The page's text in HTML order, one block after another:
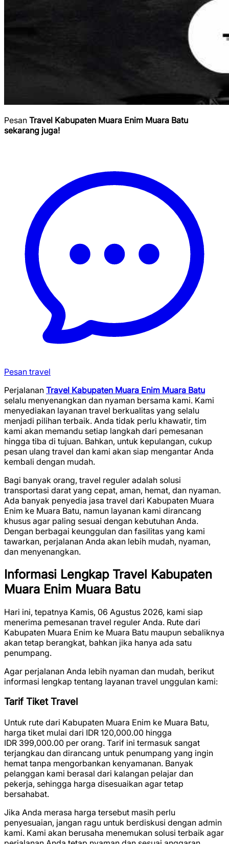
Pesan Travel Kabupaten Muara Enim Muara Batu
sekarang juga!
Pesan travel
Perjalanan Travel Kabupaten Muara Enim Muara Batu
selalu menyenangkan dan nyaman bersama kami. Kami
menyediakan layanan travel berkualitas yang selalu
menjadi pilihan terbaik. Anda tidak perlu khawatir, tim
kami akan memandu setiap langkah dari pemesanan
hingga tiba di tujuan. Bahkan, untuk kepulangan, cukup
pesan ulang travel dan kami akan siap mengantar Anda
kembali dengan mudah.
Bagi banyak orang, travel reguler adalah solusi
transportasi darat yang cepat, aman, hemat, dan nyaman.
Ada banyak penyedia jasa travel dari Kabupaten Muara
Enim ke Muara Batu, namun layanan kami dirancang
khusus agar paling sesuai dengan kebutuhan Anda.
Dengan berbagai keunggulan dan fasilitas yang kami
tawarkan, perjalanan Anda akan lebih mudah, nyaman,
dan menyenangkan.
Informasi Lengkap Travel Kabupaten
Muara Enim Muara Batu
Hari ini, tepatnya Kamis, 06 Agustus 2026, kami siap
menerima pemesanan travel reguler Anda. Rute dari
Kabupaten Muara Enim ke Muara Batu maupun sebaliknya
akan tetap berangkat, bahkan jika hanya ada satu
penumpang.
Agar perjalanan Anda lebih nyaman dan mudah, berikut
informasi lengkap tentang layanan travel unggulan kami:
Tarif Tiket Travel
Untuk rute dari Kabupaten Muara Enim ke Muara Batu,
harga tiket mulai dari IDR 120,000.00 hingga
IDR 399,000.00 per orang. Tarif ini termasuk sangat
terjangkau dan dirancang untuk penumpang yang ingin
hemat tanpa mengorbankan kenyamanan. Banyak
pelanggan kami berasal dari kalangan pelajar dan
pekerja, sehingga harga disesuaikan agar tetap
bersahabat.
Jika Anda merasa harga tersebut masih perlu
penyesuaian, jangan ragu untuk berdiskusi dengan admin
kami. Kami akan berusaha menemukan solusi terbaik agar